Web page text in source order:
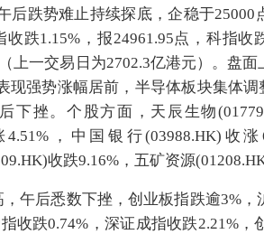
后跌势难止持续探底，企稳于25000
跌1.15%，报24961.95点，科指收
上一交易日为2702.3亿港元）。盘
强势涨幅居前，半导体板块集体调
下挫。个股方面，天辰生物
4.51%，中国银行(03988.HK)收
收跌9.16%，五矿资源
午后悉数下挫，创业板指跌逾3%，
收跌0.74%，深证成指收跌2.21%，